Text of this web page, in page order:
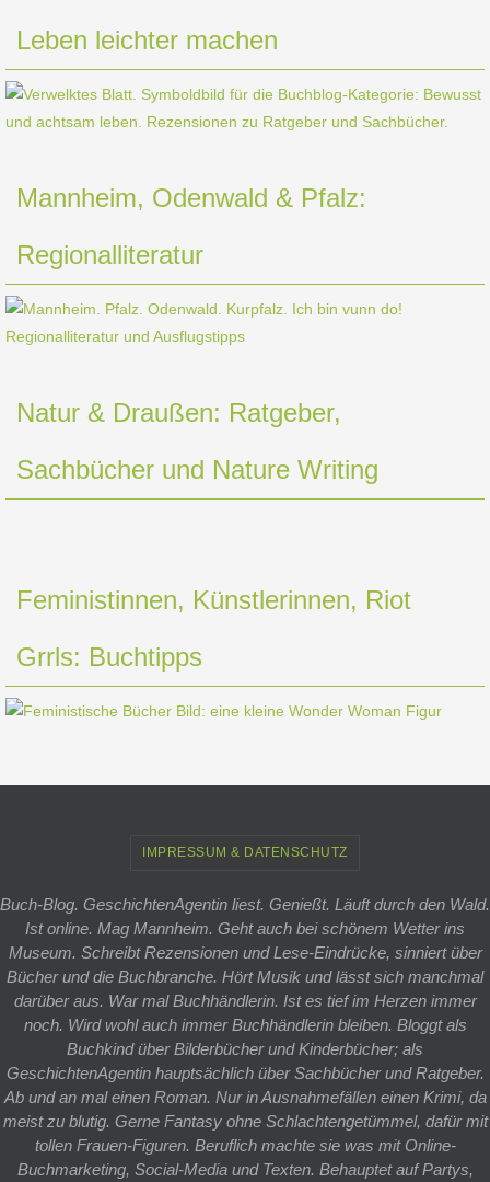
Leben leichter machen
Mannheim, Odenwald & Pfalz:
Regionalliteratur
Natur & Draußen: Ratgeber,
Sachbücher und Nature Writing
Feministinnen, Künstlerinnen, Riot
Grrls: Buchtipps
IMPRESSUM & DATENSCHUTZ
Buch-Blog. GeschichtenAgentin liest. Genießt. Läuft durch den Wald.
Ist online. Mag Mannheim. Geht auch bei schönem Wetter ins
Museum. Schreibt Rezensionen und Lese-Eindrücke, sinniert über
Bücher und die Buchbranche. Hört Musik und lässt sich manchmal
darüber aus. War mal Buchhändlerin. Ist es tief im Herzen immer
noch. Wird wohl auch immer Buchhändlerin bleiben. Bloggt als
Buchkind über Bilderbücher und Kinderbücher; als
GeschichtenAgentin hauptsächlich über Sachbücher und Ratgeber.
Ab und an mal einen Roman. Nur in Ausnahmefällen einen Krimi, da
meist zu blutig. Gerne Fantasy ohne Schlachtengetümmel, dafür mit
tollen Frauen-Figuren. Beruflich machte sie was mit Online-
Buchmarketing, Social-Media und Texten. Behauptet auf Partys,